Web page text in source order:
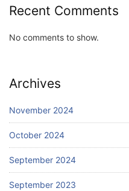
Recent Comments
No comments to show.
Archives
November 2024
October 2024
September 2024
September 2023